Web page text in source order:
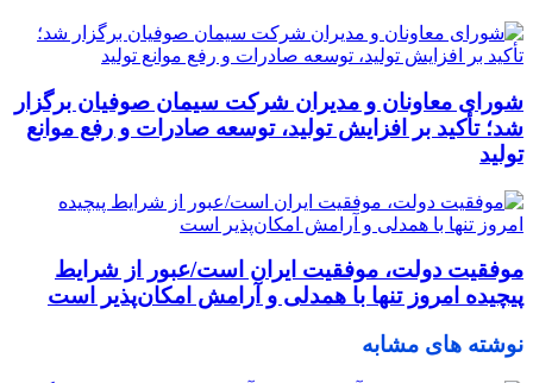
شورای معاونان و مدیران شرکت سیمان صوفیان برگزار
شد؛ تأکید بر افزایش تولید، توسعه صادرات و رفع موانع
تولید
موفقیت دولت، موفقیت ایران است/عبور از شرایط
پیچیده امروز تنها با همدلی و آرامش امکان‌پذیر است
نوشته های مشابه